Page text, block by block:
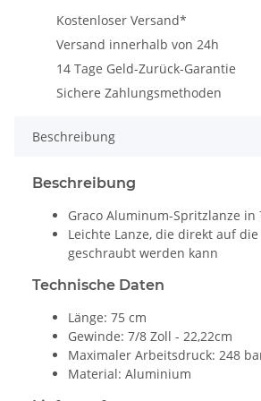
Kostenloser Versand*
Versand innerhalb von 24h
14 Tage Geld-Zurück-Garantie
Sichere Zahlungsmethoden
Beschreibung
Beschreibung
Graco Aluminum-Spritzlanze in
Leichte Lanze, die direkt auf die
geschraubt werden kann
Technische Daten
Länge: 75 cm
Gewinde: 7/8 Zoll - 22,22cm
Maximaler Arbeitsdruck: 248
Material: Aluminium